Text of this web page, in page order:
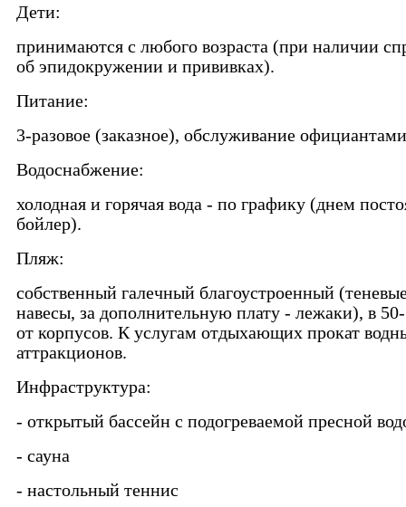
Дети:
принимаются с любого возраста (при наличии
об эпидокружении и прививках).
Питание:
3-разовое (заказное), обслуживание
Водоснабжение:
холодная и горячая вода - по графику (днем
бойлер).
Пляж:
собственный галечный благоустроенный
навесы, за дополнительную плату - лежаки), в
от корпусов. К услугам отдыхающих прокат
аттракционов.
Инфраструктура:
- открытый бассейн с подогреваемой пресной
- сауна
- настольный теннис